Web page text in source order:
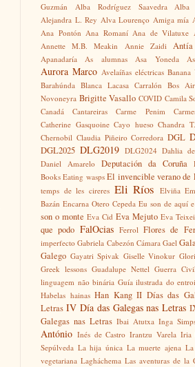
Guzmán
Alba Rodríguez Saavedra
Alba
Alejandra L. Rey Alva Lourenço Amiga mía
Ana Pontón Ana Romaní Ana de Vilatuxe
Annette M.B. Meakin
Annie Zaidi
Apanadaría As alumnas Asa Yoneda
Aurora Marco Avelaíñas eléctricas Banana
Barahúnda Blanca Lacasa Carralón Bos
Novoneyra Brigitte Vasallo COVID Camila
Canadá
Cantareiras Carme Penim
Catherine Gasquoine Cayo hueso Chandra
Chernobil Claudia Piñeiro Corredora DGL
DGL2025 DLG2019 DLG2024 Dahlia
Daniel Amarelo Deputación da Coruña
Books Eating wasps El invencible verano
temps de les cireres Eli Ríos Elviña
Bazán Encarna Otero Cepeda Eu son de aquí
son o monte Eva Cid Eva Mejuto Eva
que podo FalOcias Ferrol Flores de
imperfecto Gabriela Cabezón Cámara Gael
Galego Gayatri Spivak Giselle Vinokur
Greek lessons Guadalupe Nettel Guerra Civil
linguagem não binária Guía ilustrada do
Habelas hainas Han Kang II Días das
Letras IV Día das Galegas nas Letras
Galegas nas Letras Ibai Atutxa Inga
António Inés de Castro Irantzu Varela Iria
Sepúlveda La hija única La muerte ajena
vegetariana Lagháchema Las aventuras de la